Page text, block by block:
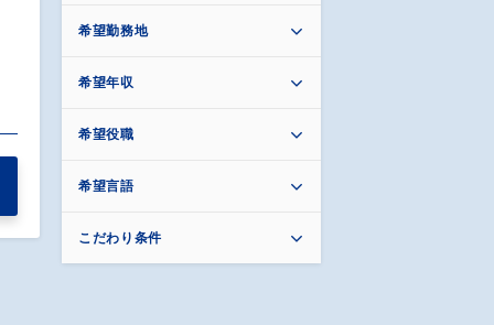
希望勤務地
希望年収
希望役職
希望言語
こだわり条件